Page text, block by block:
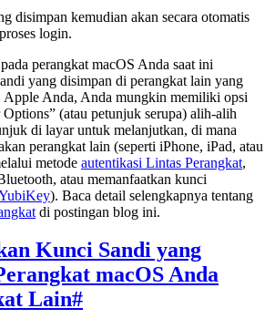
disimpan kemudian akan secara otomatis
login.
perangkat macOS Anda saat ini
yang disimpan di perangkat lain yang
Anda, Anda mungkin memiliki opsi
(atau petunjuk serupa) alih-alih
di layar untuk melanjutkan, di mana
perangkat lain (seperti iPhone, iPad, atau
metode autentikasi Lintas Perangkat,
atau memanfaatkan kunci
). Baca detail selengkapnya tentang
di postingan blog ini.
Kunci Sandi yang
macOS Anda
Lain#